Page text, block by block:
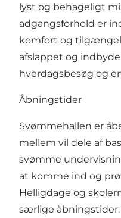
lyst og behageligt
adgangsforhold er
komfort og
afslappet og
hverdagsbesøg og
Åbningstider
Svømmehallen er
mellem vil dele af
svømme
at komme ind og
Helligdage og
særlige